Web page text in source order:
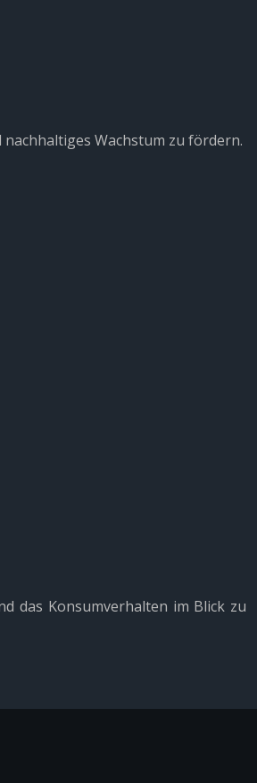
Wachstum zu fördern.
das Konsumverhalten im Blick zu